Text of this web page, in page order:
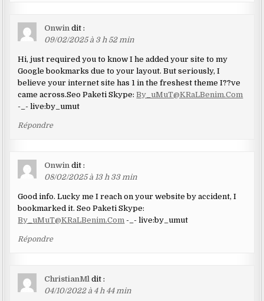
Onwin dit :
09/02/2025 à 3 h 52 min
Hi, just required you to know I he added your site to my
Google bookmarks due to your layout. But seriously, I
believe your internet site has 1 in the freshest theme I??ve
came across.Seo Paketi Skype:By_uMuT@KRaLBenim.Com
-_- live:by_umut
Répondre
Onwin dit :
08/02/2025 à 13 h 33 min
Good info. Lucky me I reach on your website by accident, I
bookmarked it. Seo Paketi Skype:
By_uMuT@KRaLBenim.Com -_- live:by_umut
Répondre
ChristianMl dit :
04/10/2022 à 4 h 44 min